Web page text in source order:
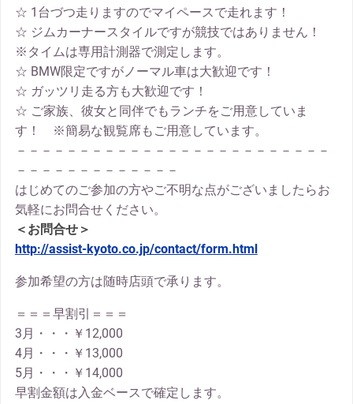
☆ 1台づつ走りますのでマイペースで走れます！
☆ ジムカーナースタイルですが競技ではありません！
※タイムは専用計測器で測定します。
☆ BMW限定ですがノーマル車は大歓迎です！
☆ ガッツリ走る方も大歓迎です！
☆ ご家族、彼女と同伴でもランチをご用意していま
す！ ※簡易な観覧席もご用意しています。
－－－－－－－－－－－－－－－－－－－－－－－－－
－－－－－－－－－－－－－
はじめてのご参加の方やご不明な点がございましたらお
気軽にお問合せください。
＜お問合せ＞
http://assist-kyoto.co.jp/contact/form.html
参加希望の方は随時店頭で承ります。
＝＝＝早割引＝＝＝
3月・・・￥12,000
4月・・・￥13,000
5月・・・￥14,000
早割金額は入金ベースで確定します。